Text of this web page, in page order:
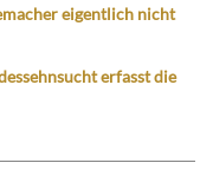
eigentlich nicht
erfasst die